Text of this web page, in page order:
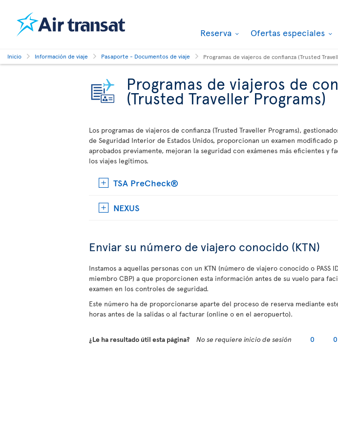
Reserva Ofertas especiales
Inicio Información de viaje Pasaporte - Documentos de viaje Programas de viajeros de confianza (Trusted
Programas de viajeros de
(Trusted Traveller Programs)
Los programas de viajeros de confianza (Trusted Traveller Programs),
de Seguridad Interior de Estados Unidos, proporcionan un examen modificado
aprobados previamente, mejoran la seguridad con exámenes más eficientes y
los viajes legítimos.
TSA PreCheck®
NEXUS
Enviar su número de viajero conocido (KTN)
Instamos a aquellas personas con un KTN (número de viajero conocido o PASS
miembro CBP) a que proporcionen esta información antes de su vuelo para
examen en los controles de seguridad.
Este número ha de proporcionarse aparte del proceso de reserva mediante
horas antes de la salidas o al facturar (online o en el aeropuerto).
¿Le ha resultado útil esta página? No se requiere inicio de sesión 0 0